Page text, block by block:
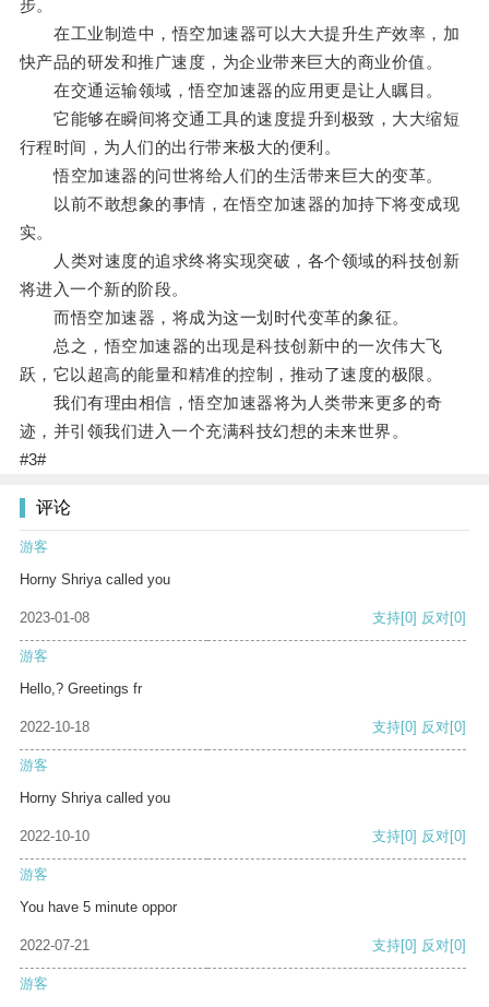
步。
在工业制造中，悟空加速器可以大大提升生产效率，加
快产品的研发和推广速度，为企业带来巨大的商业价值。
在交通运输领域，悟空加速器的应用更是让人瞩目。
它能够在瞬间将交通工具的速度提升到极致，大大缩短
行程时间，为人们的出行带来极大的便利。
悟空加速器的问世将给人们的生活带来巨大的变革。
以前不敢想象的事情，在悟空加速器的加持下将变成现
实。
人类对速度的追求终将实现突破，各个领域的科技创新
将进入一个新的阶段。
而悟空加速器，将成为这一划时代变革的象征。
总之，悟空加速器的出现是科技创新中的一次伟大飞
跃，它以超高的能量和精准的控制，推动了速度的极限。
我们有理由相信，悟空加速器将为人类带来更多的奇
迹，并引领我们进入一个充满科技幻想的未来世界。
#3#
评论
游客
Horny Shriya called you
2023-01-08 支持[0] 反对[0]
游客
Hello,? Greetings fr
2022-10-18 支持[0] 反对[0]
游客
Horny Shriya called you
2022-10-10 支持[0] 反对[0]
游客
You have 5 minute oppor
2022-07-21 支持[0] 反对[0]
游客